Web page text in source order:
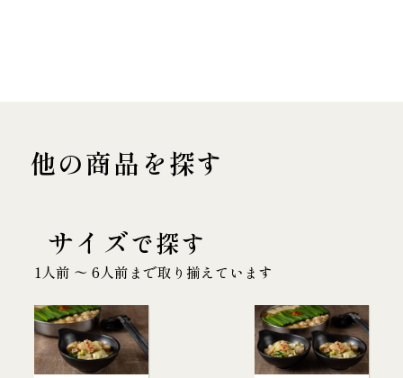
他の商品を探す
サイズで探す
1人前 〜 6人前まで取り揃えています